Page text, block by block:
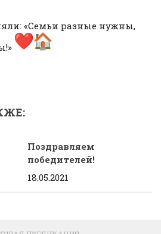
«Семьи разные нужны,
Поздравляем
победителей!
18.05.2021